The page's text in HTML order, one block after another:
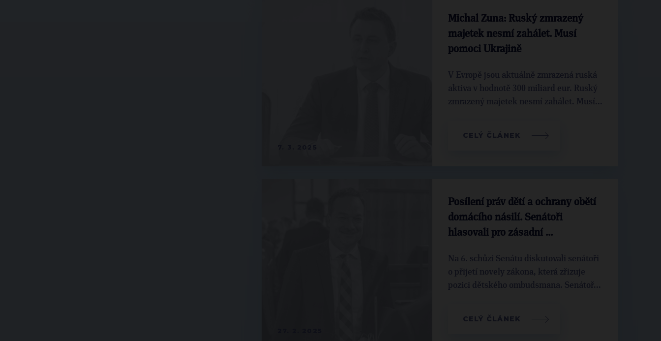
Michal Zuna: Ruský zmrazený
majetek nesmí zahálet. Musí
pomoci Ukrajině
V Evropě jsou aktuálně zmrazená ruská
aktiva v hodnotě 300 miliard eur. Ruský
zmrazený majetek nesmí zahálet. Musí...
CELÝ ČLÁNEK
Posílení práv dětí a ochrany obětí
domácího násilí. Senátoři
hlasovali pro zásadní ...
Na 6. schůzi Senátu diskutovali senátoři
o přijetí novely zákona, která zřizuje
pozici dětského ombudsmana. Senátoř...
CELÝ ČLÁNEK